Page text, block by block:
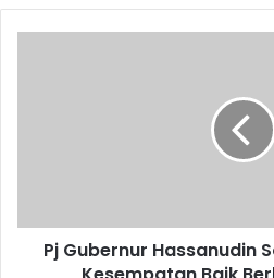
Pj Gubernur Hassanudin